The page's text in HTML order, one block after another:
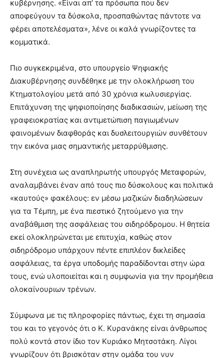
κυβέρνησης. «Είναι απ’ τα πρόσωπα που δεν
αποφεύγουν τα δύσκολα, προσπαθώντας πάντοτε να
φέρει αποτελέσματα», λένε οι καλά γνωρίζοντες τα
κομματικά.
Πιο συγκεκριμένα, στο υπουργείο Ψηφιακής
Διακυβέρνησης συνδέθηκε με την ολοκλήρωση του
Κτηματολογίου μετά από 30 χρόνια κωλυσιεργίας.
Επιτάχυνση της ψηφιοποίησης διαδικασιών, μείωση της
γραφειοκρατίας και αντιμετώπιση παγιωμένων
φαινομένων διαφθοράς και δυσλειτουργιών συνθέτουν
την εικόνα μιας σημαντικής μεταρρύθμισης.
Στη συνέχεια ως αναπληρωτής υπουργός Μεταφορών,
αναλαμβάνει έναν από τους πιο δύσκολους και πολιτικά
«καυτούς» φακέλους: εν μέσω μαζικών διαδηλώσεων
για τα Τέμπη, με ένα πιεστικό ζητούμενο για την
αναβάθμιση της ασφάλειας του σιδηρόδρομου. Η θητεία
εκεί ολοκληρώνεται με επιτυχία, καθώς στον
σιδηρόδρομο υπάρχουν πέντε επιπλέον δικλείδες
ασφάλειας, τα έργα υποδομής παραδίδονται στην ώρα
τους, ενώ υλοποιείται και η συμφωνία για την προμήθεια
ολοκαίνουριων τρένων.
Σύμφωνα με τις πληροφορίες πάντως, έχει τη σημασία
του και το γεγονός ότι ο Κ. Κυρανάκης είναι άνθρωπος
πολύ κοντά στον ίδιο τον Κυριάκο Μητσοτάκη. Λίγοι
γνωρίζουν ότι βρισκόταν στην ομάδα του νυν